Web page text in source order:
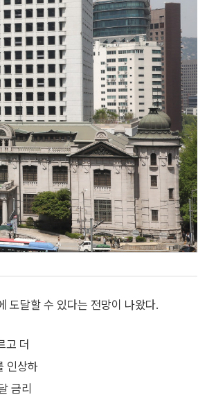
도달할 수 있다는 전망이 나왔다.
고 더
인상하
금리